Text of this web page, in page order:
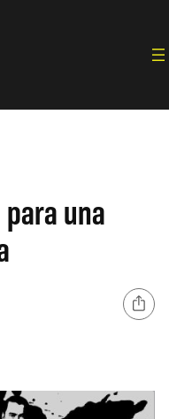
una